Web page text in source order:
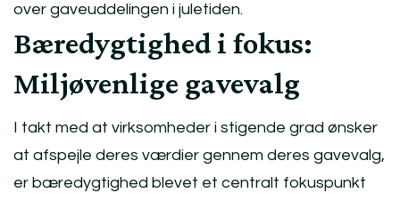
over gaveuddelingen i juletiden.
Bæredygtighed i fokus:
Miljøvenlige gavevalg
I takt med at virksomheder i stigende grad ønsker
at afspejle deres værdier gennem deres gavevalg,
er bæredygtighed blevet et centralt fokuspunkt